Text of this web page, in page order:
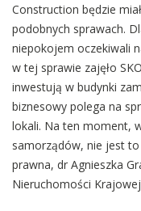
Construction będzie
podobnych sprawach.
niepokojem oczekiwali
w tej sprawie zajęło
inwestują w budynki
biznesowy polega na
lokali. Na ten moment,
samorządów, nie jest
prawna, dr Agnieszka
Nieruchomości